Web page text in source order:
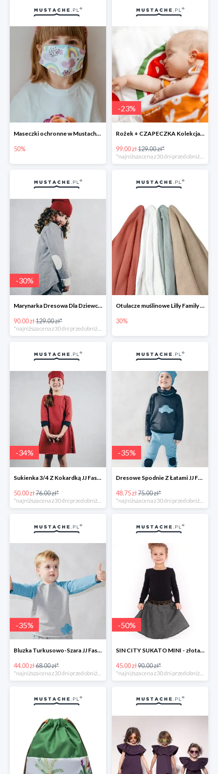
Maseczki ochronne w Mustache.pl do -50%
50%
-23%
Rożek + CZAPECZKA Kolekcja ARBUZ -23%
99.00 zł129.00 zł*
-30%
Marynarka Dresowa Dla Dziewczynki JJ Fashion -30%
90.00 zł129.00 zł*
Otulacze muślinowe Lilly Family -30%
30%
-34%
Sukienka 3/4 Z Kokardką JJ Fashion -34%
50.00 zł76.00 zł*
*najniższa cena z 30 dni przed obniżką
-35%
Dresowe Spodnie Z Łatami JJ Fashion -35%
48.75 zł75.00 zł*
*najniższa cena z 30 dni przed obniżką
-35%
Bluzka Turkusowo-Szara JJ Fashion -35%
44.00 zł68.00 zł*
-50%
SIN CITY SUKATO MINI - złota dwustronna spódnica -50%
45.00 zł90.00 zł*